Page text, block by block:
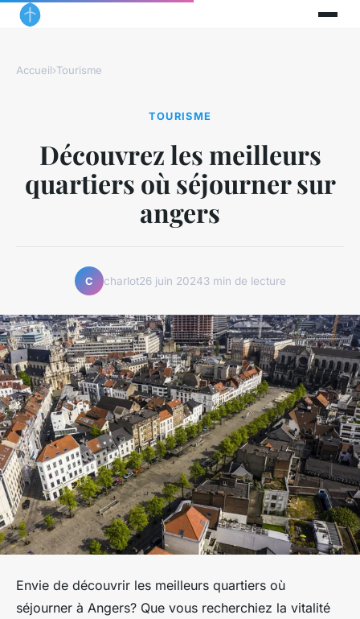
Accueil›Tourisme
TOURISME
Découvrez les meilleurs
quartiers où séjourner sur
angers
C charlot26 juin 20243 min de lecture
Envie de découvrir les meilleurs quartiers où
séjourner à Angers? Que vous recherchiez la vitalité